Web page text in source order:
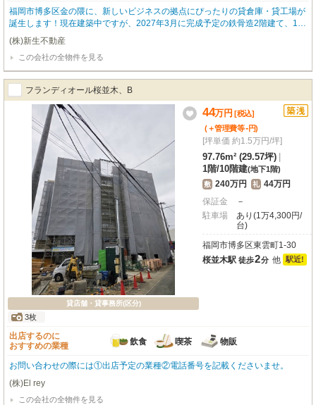
福岡市博多区金の隈に、新しいビジネスの拠点にぴったりの貸倉庫・貸工場が
誕生します！現在建築中ですが、2027年3月に完成予定の鉄骨造2階建て、1階
部分の物件です。広々とした139.11㎡の空間は、多様な事業ニーズにお応えで
きるでしょう。特に注目していただきたいのは、6台以上無料でご利用いただ
ける駐車場が完備されている点です。車両でのアクセスが多い業種の方には、
大変心強い味方となってくれます。周辺には金隈公園（徒歩6分）やファミリ
ーマート（徒歩5分）、マルキョウ川久保店（徒歩15分）などがあり、従業員
の方々にとっても快適な環境が整っています。給排水設備も完備されており、
使い勝手も良好です。新しい事業のスタートや拡大に、この新築物件をぜひご
検討ください。皆様のお問い合わせを心よりお待ちしております。
(株)新生不動産
この会社の全物件を見る
フランディオール桜並木、B
貸店舗・貸事務所(区分)
3枚
44万円 [税込]
(＋管理費等-円)
[坪単価 約1.5万円/坪]
97.76m² (29.57坪)
1階/10階建(地下1階)
敷 240万円 礼 44万円
保証金
－
駐車場
あり(1万4,300円/
台)
福岡市博多区東雲町1-30
桜並木駅 徒歩2分 他 駅近!
出店するのに
おすすめの業種
飲食 喫茶 物販
お問い合わせの際には①出店予定の業種②電話番号を記載くださいませ。
(株)El rey
この会社の全物件を見る